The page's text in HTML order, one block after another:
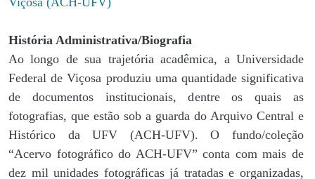
História Administrativa/Biografia
Ao longo de sua trajetória acadêmica, a Universidade
Federal de Viçosa produziu uma quantidade significativa
de documentos institucionais, dentre os quais as
fotografias, que estão sob a guarda do Arquivo Central e
Histórico da UFV (ACH-UFV). O fundo/coleção
“Acervo fotográfico do ACH-UFV” conta com mais de
dez mil unidades fotográficas já tratadas e organizadas,